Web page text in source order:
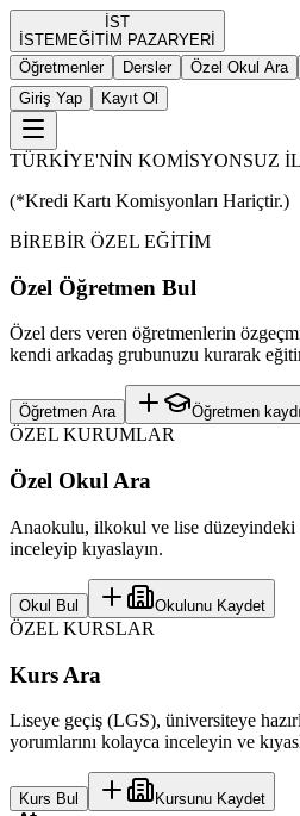
İST
İSTEM EĞİTİM PAZARYERİ
Öğretmenler
Dersler Özel Okul Ara
Giriş Yap
Kayıt Ol
TÜRKİYE'NİN KOMİSYONSUZ
(*Kredi Kartı Komisyonları Hariçtir.)
BİREBİR ÖZEL EĞİTİM
Özel Öğretmen Bul
Özel ders veren öğretmenlerin
kendi arkadaş grubunuzu kurarak
Öğretmen Ara Öğretmen kaydı
ÖZEL KURUMLAR
Özel Okul Ara
Anaokulu, ilkokul ve lise düzeyindeki
inceleyip kıyaslayın.
Okul Bul Okulunu Kaydet
ÖZEL KURSLAR
Kurs Ara
Liseye geçiş (LGS), üniversiteye
yorumlarını kolayca inceleyin ve
Kurs Bul Kursunu Kaydet